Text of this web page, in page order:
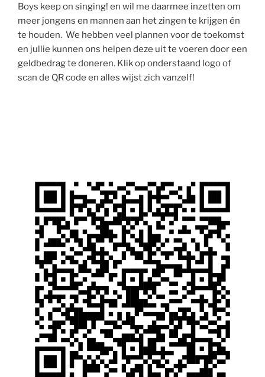
Boys keep on singing! en wil me daarmee inzetten om
meer jongens en mannen aan het zingen te krijgen én
te houden. We hebben veel plannen voor de toekomst
en jullie kunnen ons helpen deze uit te voeren door een
geldbedrag te doneren. Klik op onderstaand logo of
scan de QR code en alles wijst zich vanzelf!